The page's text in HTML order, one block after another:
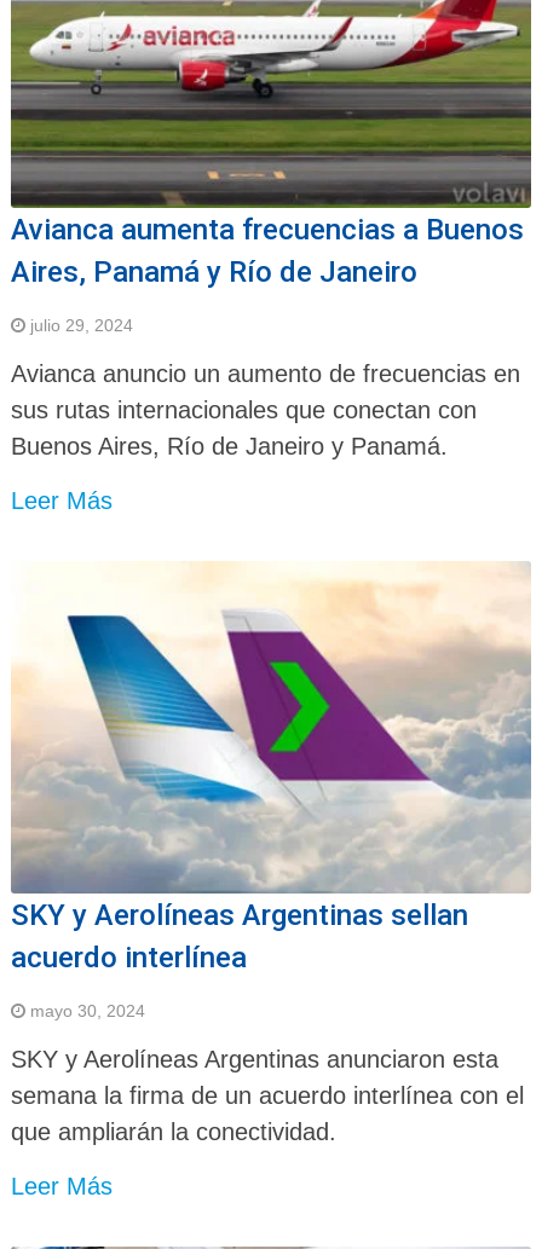
Avianca aumenta frecuencias a Buenos
Aires, Panamá y Río de Janeiro
julio 29, 2024
Avianca anuncio un aumento de frecuencias en
sus rutas internacionales que conectan con
Buenos Aires, Río de Janeiro y Panamá.
Leer Más
SKY y Aerolíneas Argentinas sellan
acuerdo interlínea
mayo 30, 2024
SKY y Aerolíneas Argentinas anunciaron esta
semana la firma de un acuerdo interlínea con el
que ampliarán la conectividad.
Leer Más